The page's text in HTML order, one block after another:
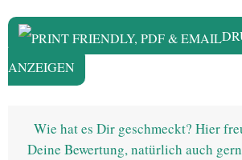
ANZEIGEN
Wie hat es Dir geschmeckt? Hier
Deine Bewertung, natürlich auch